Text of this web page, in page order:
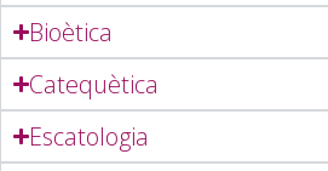
Bioètica
Catequètica
Escatologia